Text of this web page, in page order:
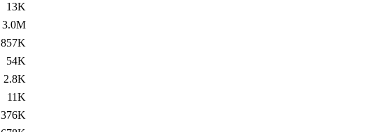
13K
3.0M
857K
54K
2.8K
11K
376K